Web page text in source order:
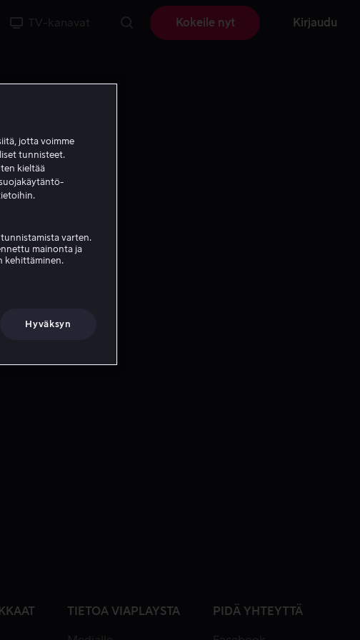
TV-kanavat Kokeile nyt Kirjaudu
TIETOA VIAPLAYSTA PIDÄ YHTEYTTÄ
jotta voimme
tunnisteet.
kieltää
varten.
mainonta ja
kehittäminen.
Hyväksyn